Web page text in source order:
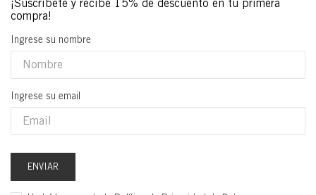
Ingrese su nombre
Ingrese su email
ENVIAR